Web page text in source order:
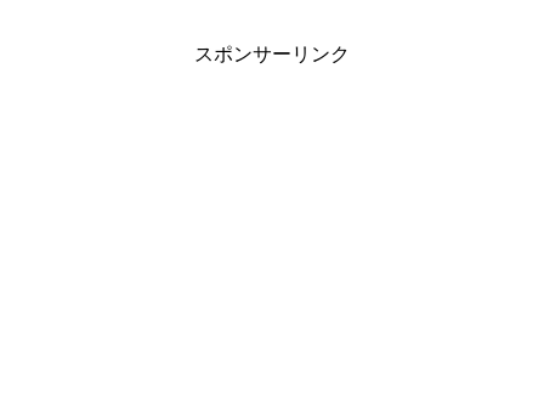
スポンサーリンク